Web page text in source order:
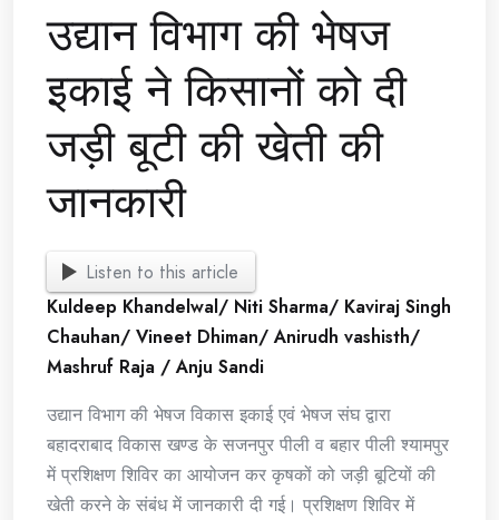
उद्यान विभाग की भेषज
इकाई ने किसानों को दी
जड़ी बूटी की खेती की
जानकारी
Listen to this article
Kuldeep Khandelwal/ Niti Sharma/ Kaviraj Singh
Chauhan/ Vineet Dhiman/ Anirudh vashisth/
Mashruf Raja / Anju Sandi
उद्यान विभाग की भेषज विकास इकाई एवं भेषज संघ द्वारा
बहादराबाद विकास खण्ड के सजनपुर पीली व बहार पीली श्यामपुर
में प्रशिक्षण शिविर का आयोजन कर कृषकों को जड़ी बूटियों की
खेती करने के संबंध में जानकारी दी गई। प्रशिक्षण शिविर में